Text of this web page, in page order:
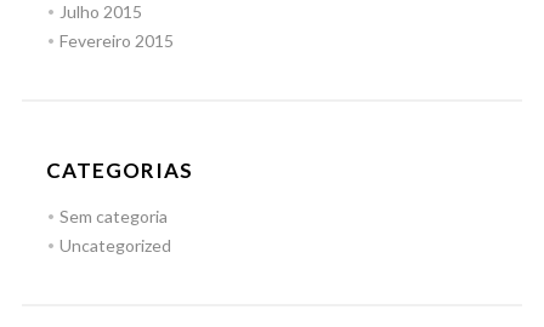
Julho 2015
Fevereiro 2015
CATEGORIAS
Sem categoria
Uncategorized